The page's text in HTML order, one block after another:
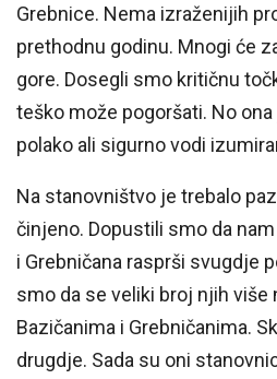
Grebnice. Nema izraženijih
prethodnu godinu. Mnogi će
gore. Dosegli smo kritičnu
teško može pogoršati. No
polako ali sigurno vodi
Na stanovništvo je trebalo
činjeno. Dopustili smo da
i Grebničana rasprši svugdje
smo da se veliki broj njih više
Bazičanima i Grebničanima.
drugdje. Sada su oni